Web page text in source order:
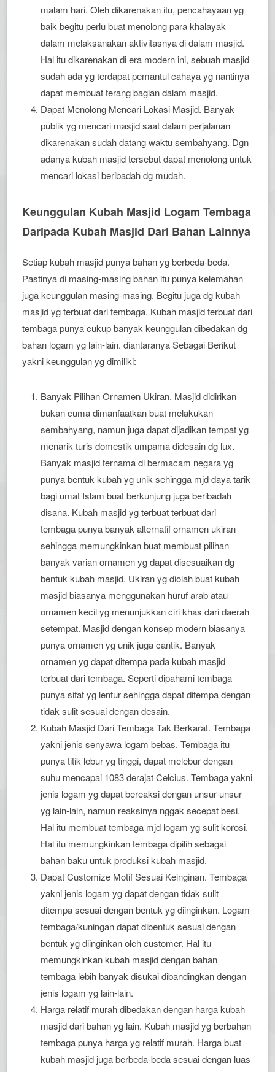
malam hari. Oleh dikarenakan itu, pencahayaan yg
baik begitu perlu buat menolong para khalayak
dalam melaksanakan aktivitasnya di dalam masjid.
Hal itu dikarenakan di era modern ini, sebuah masjid
sudah ada yg terdapat pemantul cahaya yg nantinya
dapat membuat terang bagian dalam masjid.
Dapat Menolong Mencari Lokasi Masjid. Banyak
publik yg mencari masjid saat dalam perjalanan
dikarenakan sudah datang waktu sembahyang. Dgn
adanya kubah masjid tersebut dapat menolong untuk
mencari lokasi beribadah dg mudah.
Keunggulan Kubah Masjid Logam Tembaga
Daripada Kubah Masjid Dari Bahan Lainnya
Setiap kubah masjid punya bahan yg berbeda-beda.
Pastinya di masing-masing bahan itu punya kelemahan
juga keunggulan masing-masing. Begitu juga dg kubah
masjid yg terbuat dari tembaga. Kubah masjid terbuat dari
tembaga punya cukup banyak keunggulan dibedakan dg
bahan logam yg lain-lain. diantaranya Sebagai Berikut
yakni keunggulan yg dimiliki:
Banyak Pilihan Ornamen Ukiran. Masjid didirikan
bukan cuma dimanfaatkan buat melakukan
sembahyang, namun juga dapat dijadikan tempat yg
menarik turis domestik umpama didesain dg lux.
Banyak masjid ternama di bermacam negara yg
punya bentuk kubah yg unik sehingga mjd daya tarik
bagi umat Islam buat berkunjung juga beribadah
disana. Kubah masjid yg terbuat terbuat dari
tembaga punya banyak alternatif ornamen ukiran
sehingga memungkinkan buat membuat pilihan
banyak varian ornamen yg dapat disesuaikan dg
bentuk kubah masjid. Ukiran yg diolah buat kubah
masjid biasanya menggunakan huruf arab atau
ornamen kecil yg menunjukkan ciri khas dari daerah
setempat. Masjid dengan konsep modern biasanya
punya ornamen yg unik juga cantik. Banyak
ornamen yg dapat ditempa pada kubah masjid
terbuat dari tembaga. Seperti dipahami tembaga
punya sifat yg lentur sehingga dapat ditempa dengan
tidak sulit sesuai dengan desain.
Kubah Masjid Dari Tembaga Tak Berkarat. Tembaga
yakni jenis senyawa logam bebas. Tembaga itu
punya titik lebur yg tinggi, dapat melebur dengan
suhu mencapai 1083 derajat Celcius. Tembaga yakni
jenis logam yg dapat bereaksi dengan unsur-unsur
yg lain-lain, namun reaksinya nggak secepat besi.
Hal itu membuat tembaga mjd logam yg sulit korosi.
Hal itu memungkinkan tembaga dipilih sebagai
bahan baku untuk produksi kubah masjid.
Dapat Customize Motif Sesuai Keinginan. Tembaga
yakni jenis logam yg dapat dengan tidak sulit
ditempa sesuai dengan bentuk yg diinginkan. Logam
tembaga/kuningan dapat dibentuk sesuai dengan
bentuk yg diinginkan oleh customer. Hal itu
memungkinkan kubah masjid dengan bahan
tembaga lebih banyak disukai dibandingkan dengan
jenis logam yg lain-lain.
Harga relatif murah dibedakan dengan harga kubah
masjid dari bahan yg lain. Kubah masjid yg berbahan
tembaga punya harga yg relatif murah. Harga buat
kubah masjid juga berbeda-beda sesuai dengan luas